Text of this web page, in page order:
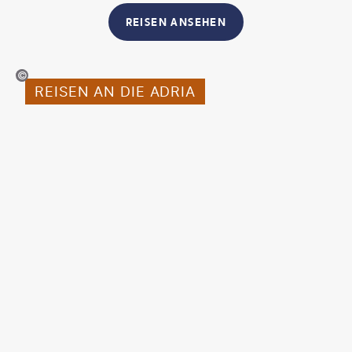
REISEN ANSEHEN
©j-wildman
REISEN AN DIE ADRIA